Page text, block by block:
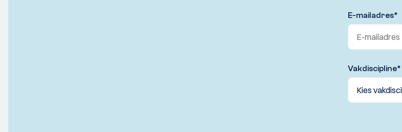
E-mailadres*
Vakdiscipline*